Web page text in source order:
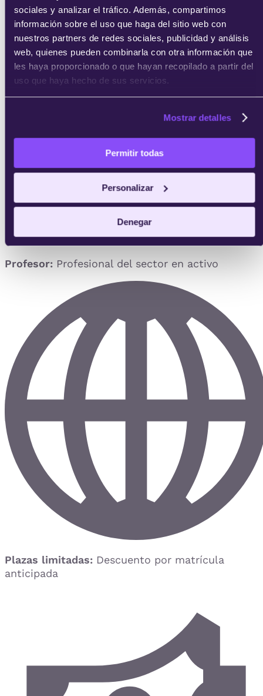
sociales y analizar el tráfico. Además, compartimos
información sobre el uso que haga del sitio web con
nuestros partners de redes sociales, publicidad y análisis
web, quienes pueden combinarla con otra información que
les haya proporcionado o que hayan recopilado a partir del
uso que haya hecho de sus servicios.
Mostrar detalles
Permitir todas
Personalizar
Denegar
Profesor: Profesional del sector en activo
Plazas limitadas: Descuento por matrícula
anticipada